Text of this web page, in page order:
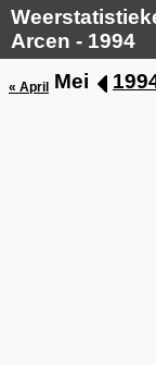
Arcen - 1994
« April Mei